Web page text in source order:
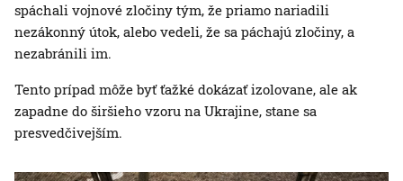
spáchali vojnové zločiny tým, že priamo nariadili
nezákonný útok, alebo vedeli, že sa páchajú zločiny, a
nezabránili im.
Tento prípad môže byť ťažké dokázať izolovane, ale ak
zapadne do širšieho vzoru na Ukrajine, stane sa
presvedčivejším.